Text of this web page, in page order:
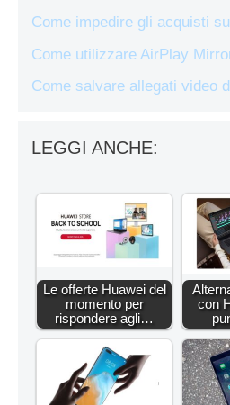
Come impedire gli acquisti
Come utilizzare AirPlay
Come salvare allegati video
LEGGI ANCHE:
Le offerte Huawei del
momento per
rispondere agli…
con